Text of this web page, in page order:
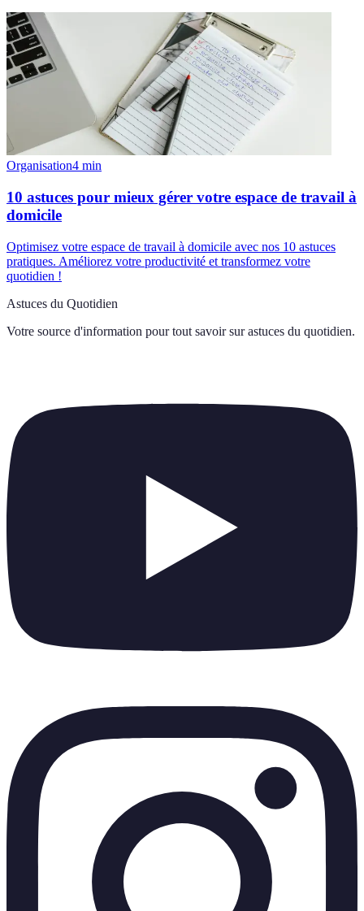
Organisation4 min
10 astuces pour mieux gérer votre espace de travail à
domicile
Optimisez votre espace de travail à domicile avec nos 10 astuces
pratiques. Améliorez votre productivité et transformez votre
quotidien !
Astuces du Quotidien
Votre source d'information pour tout savoir sur astuces du quotidien.